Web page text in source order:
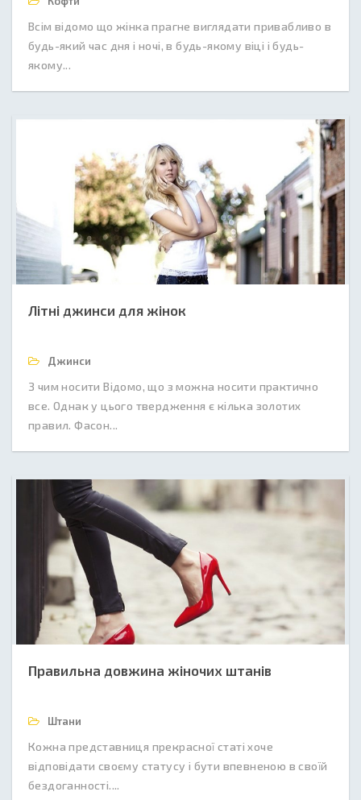
Всім відомо що жінка прагне виглядати привабливо в
будь-який час дня і ночі, в будь-якому віці і будь-
якому...
Літні джинси для жінок
Джинси
З чим носити Відомо, що з можна носити практично
все. Однак у цього твердження є кілька золотих
правил. Фасон...
Правильна довжина жіночих штанів
Штани
Кожна представниця прекрасної статі хоче
відповідати своєму статусу і бути впевненою в своїй
бездоганності....